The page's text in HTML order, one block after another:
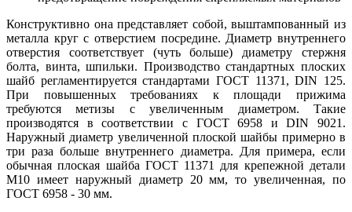
Конструктивно она представляет собой, выштампованный из
металла круг с отверстием посредине. Диаметр внутреннего
отверстия соответствует (чуть больше) диаметру стержня
болта, винта, шпильки. Производство стандартных плоских
шайб регламентируется стандартами ГОСТ 11371, DIN 125.
При повышенных требованиях к площади прижима
требуются метизы с увеличенным диаметром. Такие
производятся в соответствии с ГОСТ 6958 и DIN 9021.
Наружный диаметр увеличенной плоской шайбы примерно в
три раза больше внутреннего диаметра. Для примера, если
обычная плоская шайба ГОСТ 11371 для крепежной детали
М10 имеет наружный диаметр 20 мм, то увеличенная, по
ГОСТ 6958 - 30 мм.